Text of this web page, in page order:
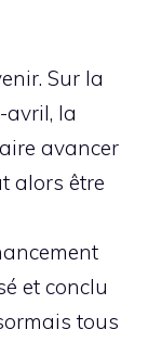
Sur la
avril, la
avancer
alors être
et conclu
tous